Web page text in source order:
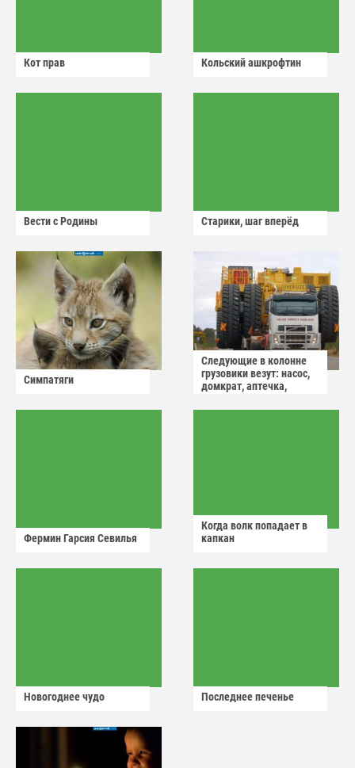
Кот прав Кольский ашкрофтин
Вести с Родины Старики, шаг вперёд
Симпатяги
Следующие в колонне
грузовики везут: насос,
домкрат, аптечка,
Фермин Гарсия Севилья
Когда волк попадает в
капкан
Новогоднее чудо Последнее печенье